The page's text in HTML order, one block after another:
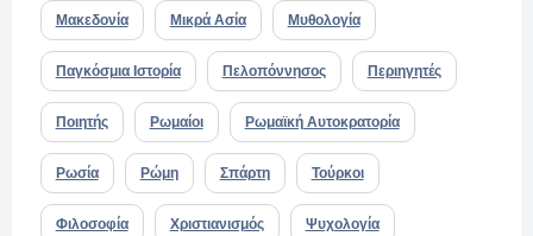
Μακεδονία Μικρά Ασία Μυθολογία
Παγκόσμια Ιστορία Πελοπόννησος Περιηγητές
Ποιητής Ρωμαίοι Ρωμαϊκή Αυτοκρατορία
Ρωσία Ρώμη Σπάρτη Τούρκοι
Φιλοσοφία Χριστιανισμός Ψυχολογία